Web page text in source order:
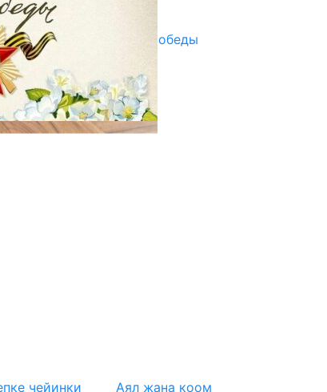
в преддверии Дня Победы
чейинки Аял жана коом